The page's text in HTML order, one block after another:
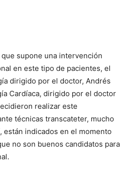
supone una intervención
en este tipo de pacientes, el
dirigido por el doctor, Andrés
Cardíaca, dirigido por el doctor
realizar este
técnicas transcateter, mucho
están indicados en el momento
no son buenos candidatos para